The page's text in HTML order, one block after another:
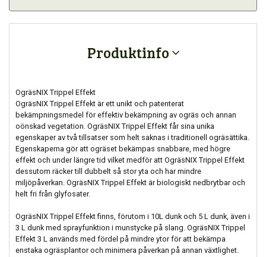
Produktinfo
OgräsNIX Trippel Effekt
OgräsNIX Trippel Effekt är ett unikt och patenterat
bekämpningsmedel för effektiv bekämpning av ogräs och annan
oönskad vegetation. OgräsNIX Trippel Effekt får sina unika
egenskaper av två tillsatser som helt saknas i traditionell ogräsättika.
Egenskaperna gör att ogräset bekämpas snabbare, med högre
effekt och under längre tid vilket medför att OgräsNIX Trippel Effekt
dessutom räcker till dubbelt så stor yta och har mindre
miljöpåverkan. OgräsNIX Trippel Effekt är biologiskt nedbrytbar och
helt fri från glyfosater.
OgräsNIX Trippel Effekt finns, förutom i 10L dunk och 5 L dunk, även i
3 L dunk med sprayfunktion i munstycke på slang. OgräsNIX Trippel
Effekt 3 L används med fördel på mindre ytor för att bekämpa
enstaka ogräsplantor och minimera påverkan på annan växtlighet.